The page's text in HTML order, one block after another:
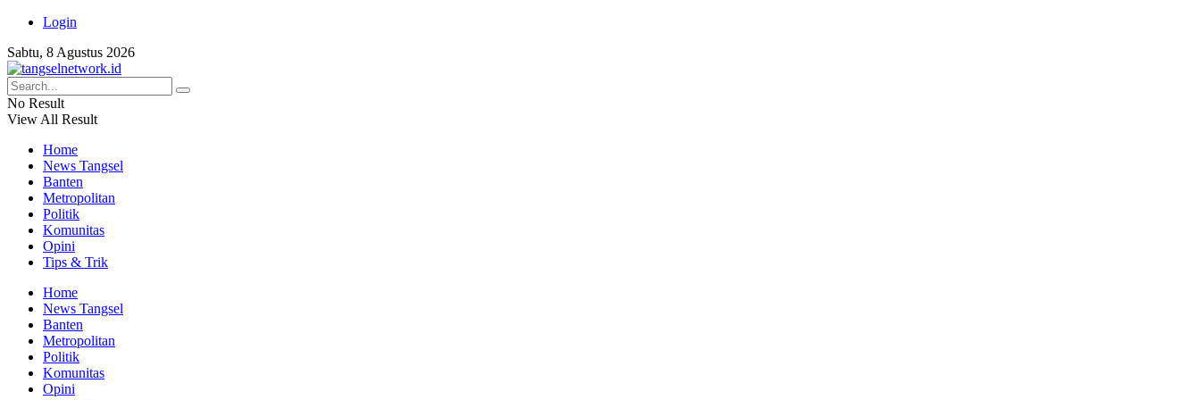
Login
Sabtu, 8 Agustus 2026
No Result
View All Result
Home
News Tangsel
Banten
Metropolitan
Politik
Komunitas
Opini
Tips & Trik
Home
News Tangsel
Banten
Metropolitan
Politik
Komunitas
Opini